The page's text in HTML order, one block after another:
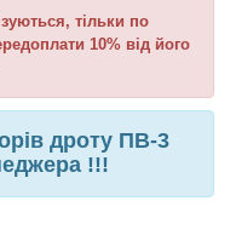
тільки по
10% від його
дроту ПВ-3
!!!